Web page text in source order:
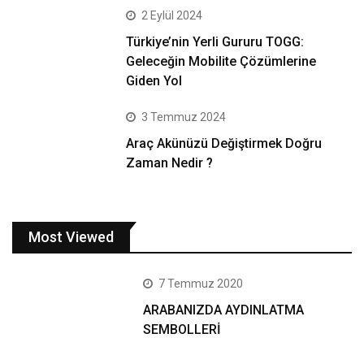
2 Eylül 2024
Türkiye’nin Yerli Gururu TOGG:
Geleceğin Mobilite Çözümlerine
Giden Yol
3 Temmuz 2024
Araç Akünüzü Değiştirmek Doğru
Zaman Nedir ?
Most Viewed
7 Temmuz 2020
ARABANIZDA AYDINLATMA
SEMBOLLERİ